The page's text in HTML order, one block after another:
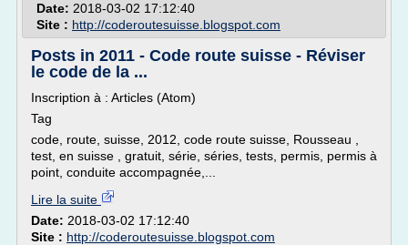
Date: 2018-03-02 17:12:40
Site : http://coderoutesuisse.blogspot.com
Posts in 2011 - Code route suisse - Réviser
le code de la ...
Inscription à : Articles (Atom)
Tag
code, route, suisse, 2012, code route suisse, Rousseau ,
test, en suisse , gratuit, série, séries, tests, permis, permis à
point, conduite accompagnée,...
Lire la suite
Date: 2018-03-02 17:12:40
Site : http://coderoutesuisse.blogspot.com